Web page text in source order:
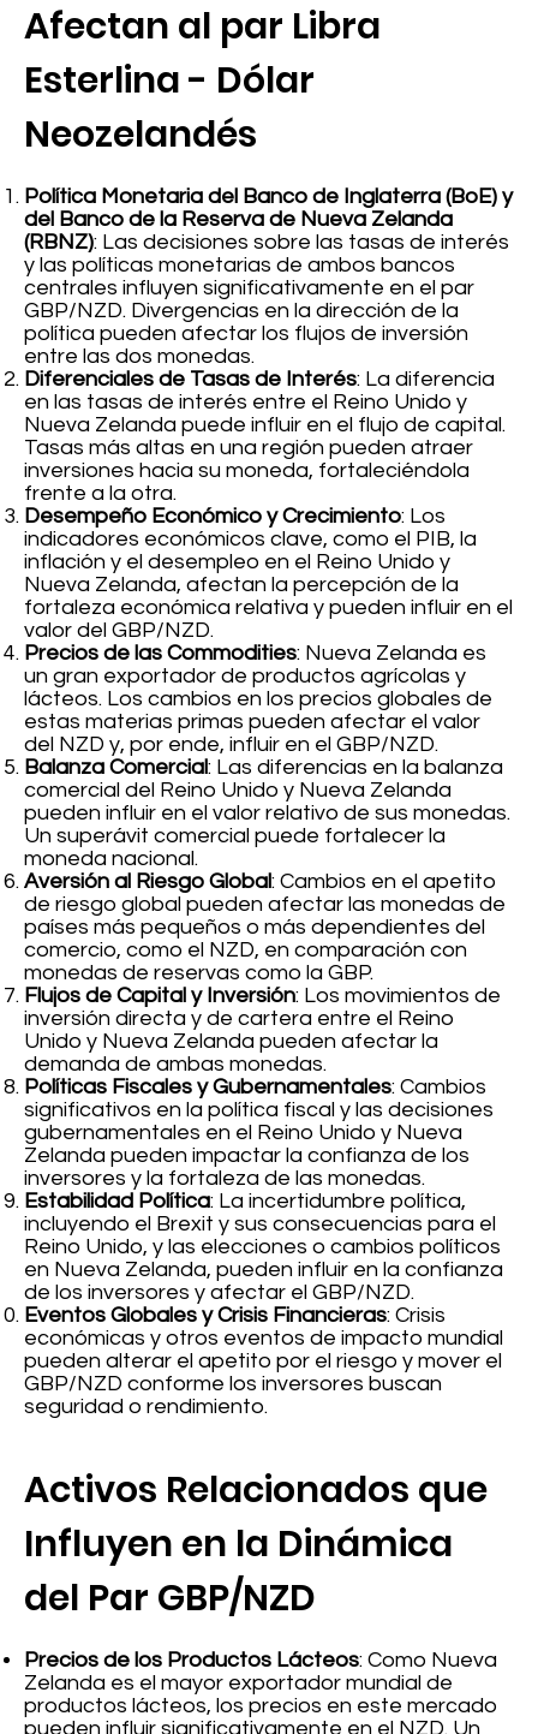
Afectan al par Libra
Esterlina - Dólar
Neozelandés
Política Monetaria del Banco de Inglaterra (BoE) y
del Banco de la Reserva de Nueva Zelanda
(RBNZ): Las decisiones sobre las tasas de interés
y las políticas monetarias de ambos bancos
centrales influyen significativamente en el par
GBP/NZD. Divergencias en la dirección de la
política pueden afectar los flujos de inversión
entre las dos monedas.
Diferenciales de Tasas de Interés: La diferencia
en las tasas de interés entre el Reino Unido y
Nueva Zelanda puede influir en el flujo de capital.
Tasas más altas en una región pueden atraer
inversiones hacia su moneda, fortaleciéndola
frente a la otra.
Desempeño Económico y Crecimiento: Los
indicadores económicos clave, como el PIB, la
inflación y el desempleo en el Reino Unido y
Nueva Zelanda, afectan la percepción de la
fortaleza económica relativa y pueden influir en el
valor del GBP/NZD.
Precios de las Commodities: Nueva Zelanda es
un gran exportador de productos agrícolas y
lácteos. Los cambios en los precios globales de
estas materias primas pueden afectar el valor
del NZD y, por ende, influir en el GBP/NZD.
Balanza Comercial: Las diferencias en la balanza
comercial del Reino Unido y Nueva Zelanda
pueden influir en el valor relativo de sus monedas.
Un superávit comercial puede fortalecer la
moneda nacional.
Aversión al Riesgo Global: Cambios en el apetito
de riesgo global pueden afectar las monedas de
países más pequeños o más dependientes del
comercio, como el NZD, en comparación con
monedas de reservas como la GBP.
Flujos de Capital y Inversión: Los movimientos de
inversión directa y de cartera entre el Reino
Unido y Nueva Zelanda pueden afectar la
demanda de ambas monedas.
Políticas Fiscales y Gubernamentales: Cambios
significativos en la política fiscal y las decisiones
gubernamentales en el Reino Unido y Nueva
Zelanda pueden impactar la confianza de los
inversores y la fortaleza de las monedas.
Estabilidad Política: La incertidumbre política,
incluyendo el Brexit y sus consecuencias para el
Reino Unido, y las elecciones o cambios políticos
en Nueva Zelanda, pueden influir en la confianza
de los inversores y afectar el GBP/NZD.
Eventos Globales y Crisis Financieras: Crisis
económicas y otros eventos de impacto mundial
pueden alterar el apetito por el riesgo y mover el
GBP/NZD conforme los inversores buscan
seguridad o rendimiento.
Activos Relacionados que
Influyen en la Dinámica
del Par GBP/NZD
Precios de los Productos Lácteos: Como Nueva
Zelanda es el mayor exportador mundial de
productos lácteos, los precios en este mercado
pueden influir significativamente en el NZD. Un